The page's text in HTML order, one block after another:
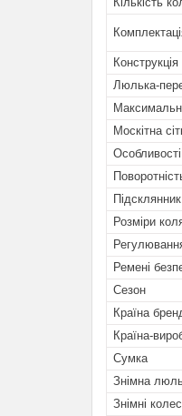
Конструкція
Люлька-
Москітна
Особливості
Підсклянник
Розміри
Ремені
Сезон
Країна
Країна-
Сумка
Знімна
Знімні